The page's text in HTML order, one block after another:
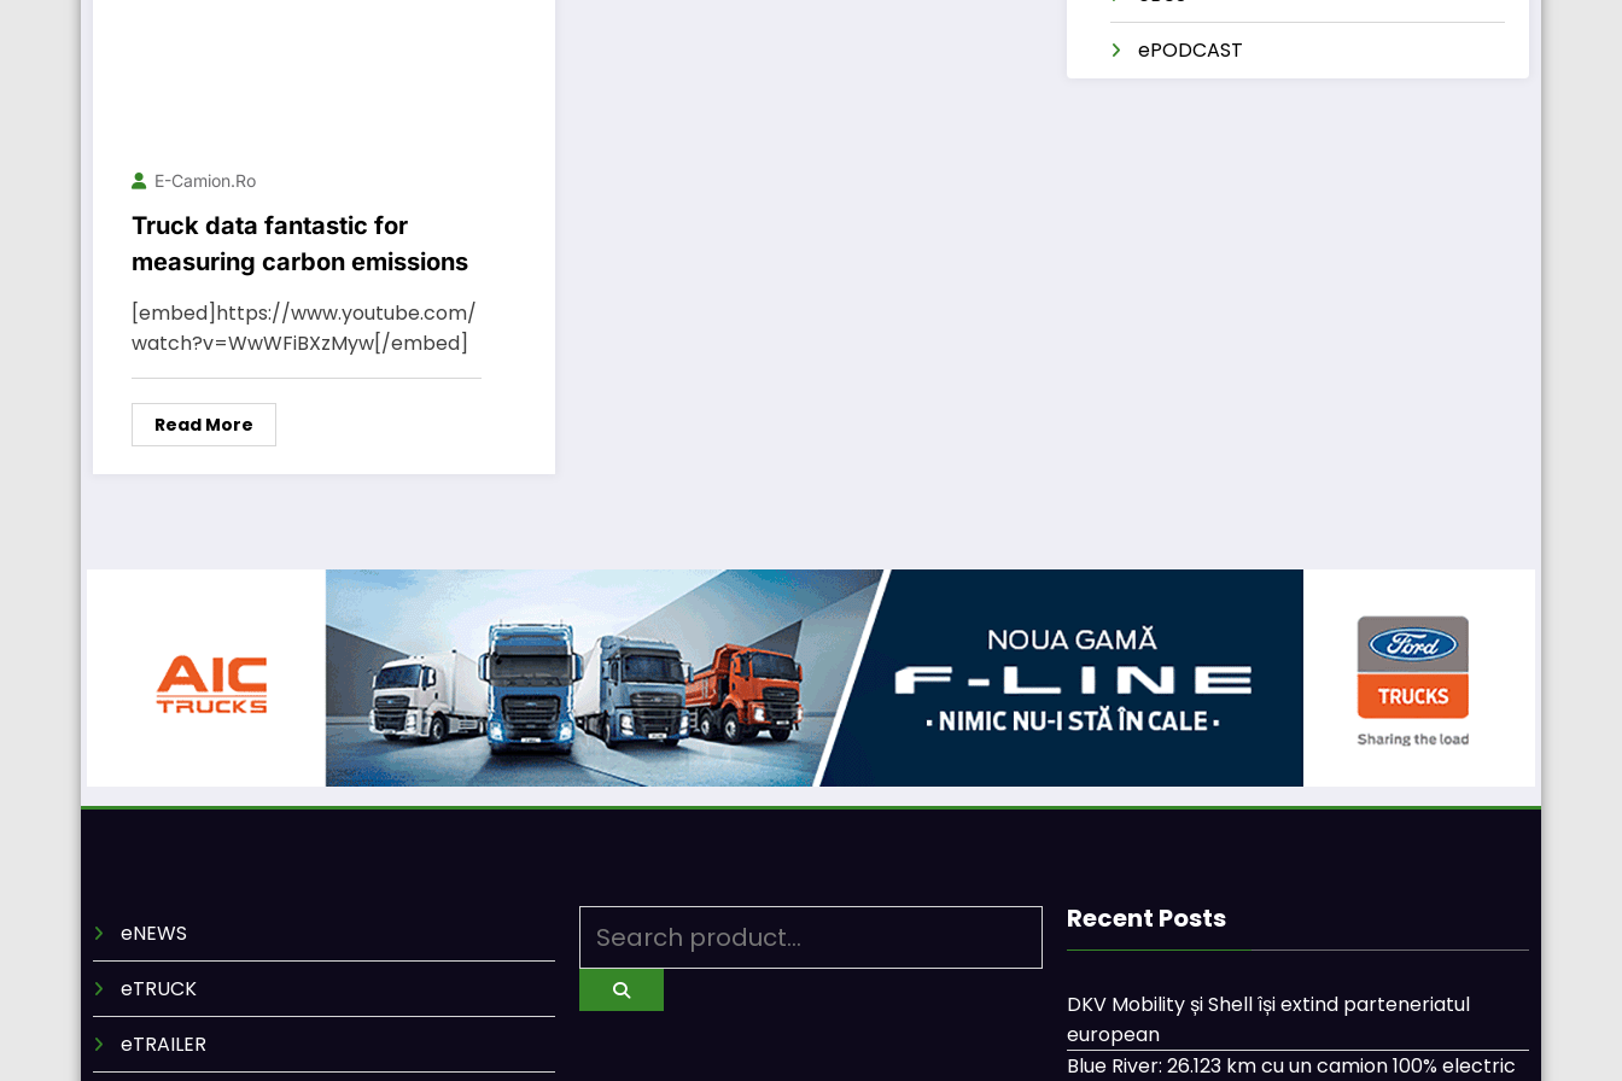
E-Camion.ro
Truck data fantastic for
measuring carbon emissions
[embed]https://www.youtube.com/
watch?v=WwWFiBXzMyw[/embed]
Read More
ePODCAST
eNEWS
eTRUCK
eTRAILER
Recent Posts
DKV Mobility și Shell își extind parteneriatul
european
Blue River: 26.123 km cu un camion 100% electric